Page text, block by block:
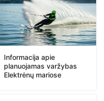
Informacija apie
planuojamas varžybas
Elektrėnų mariose